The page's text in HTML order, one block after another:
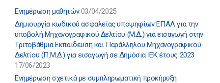
Ενημέρωση μαθητών 03/04/2025
Δημιουργία κωδικού ασφαλείας υποψηφίων ΕΠΑΛ για την
υποβολή Μηχανογραφικού Δελτίου (Μ.Δ.) για εισαγωγή στην
Τριτοβάθμια Εκπαίδευση και Παράλληλου Μηχανογραφικού
Δελτίου (Π.Μ.Δ.) για εισαγωγή σε Δημόσια ΙΕΚ έτους 2023
17/06/2023
Ενημέρωση σχετικά με συμπληρωματική προκήρυξη